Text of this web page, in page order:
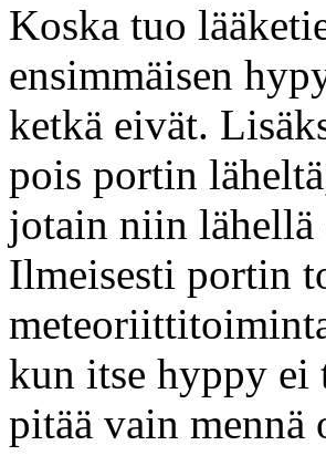
Koska tuo
ensimmäisen
ketkä eivät.
pois portin
jotain niin lähellä
Ilmeisesti portin
kun itse hyppy ei
pitää vain mennä